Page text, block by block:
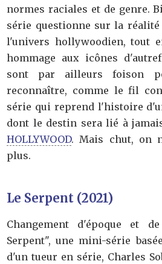
normes raciales et de genre.
série questionne sur la
l'univers hollywoodien, tout
hommage aux icônes
sont par ailleurs foison
reconnaître, comme le fil
série qui reprend l'histoire
dont le destin sera lié à
HOLLYWOOD. Mais chut, on
plus.
Le Serpent (2021)
Changement d'époque et
Serpent", une mini-série
d'un tueur en série, Charles